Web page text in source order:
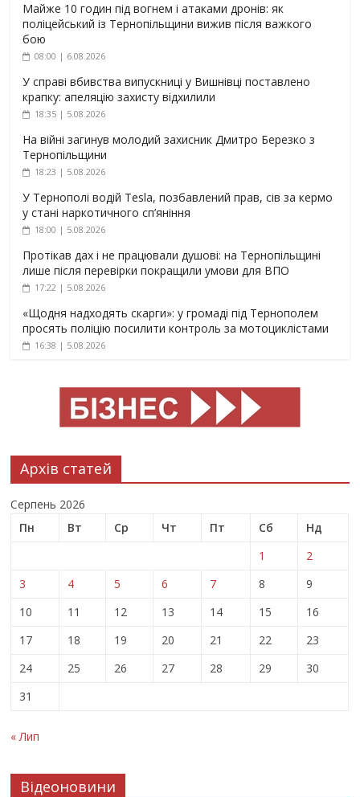
Майже 10 годин під вогнем і атаками дронів: як
поліцейський із Тернопільщини вижив після важкого
бою
08:00 | 6.08.2026
У справі вбивства випускниці у Вишнівці поставлено
крапку: апеляцію захисту відхилили
18:35 | 5.08.2026
На війні загинув молодий захисник Дмитро Березко з
Тернопільщини
18:23 | 5.08.2026
У Тернополі водій Tesla, позбавлений прав, сів за кермо
у стані наркотичного сп’яніння
18:00 | 5.08.2026
Протікав дах і не працювали душові: на Тернопільщині
лише після перевірки покращили умови для ВПО
17:22 | 5.08.2026
«Щодня надходять скарги»: у громаді під Тернополем
просять поліцію посилити контроль за мотоциклістами
16:38 | 5.08.2026
Архів статей
Серпень 2026
Пн
Вт Ср Чт Пт Сб
Нд
1
2
3
4 5 6 7 8
9
10
11 12 13 14 15
16
17
18 19 20 21 22
23
24
25 26 27 28 29
30
31
« Лип
Відеоновини